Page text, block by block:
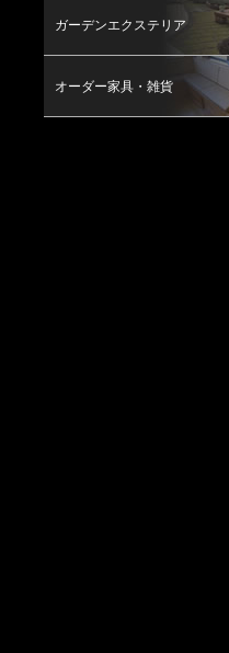
ガーデンエクステリア
オーダー家具・雑貨